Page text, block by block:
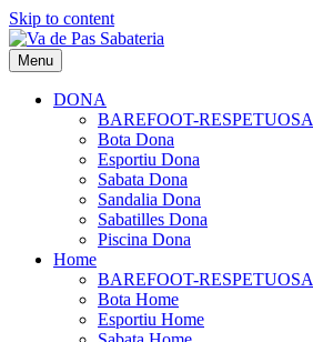
Skip to content
Menu
DONA
BAREFOOT-RESPETUOSA
Bota Dona
Esportiu Dona
Sabata Dona
Sandalia Dona
Sabatilles Dona
Piscina Dona
Home
BAREFOOT-RESPETUOSA
Bota Home
Esportiu Home